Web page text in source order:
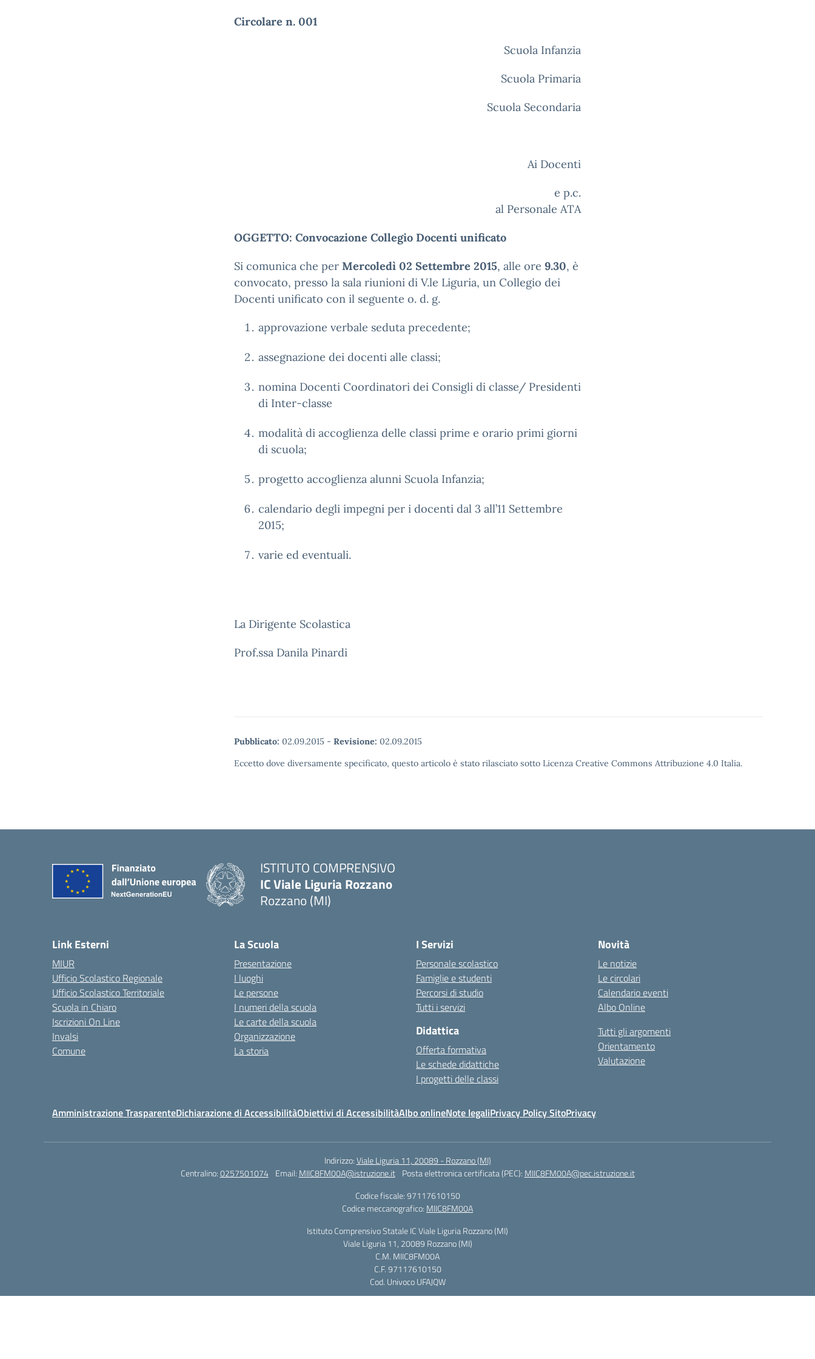
Circolare n. 001
Scuola Infanzia
Scuola Primaria
Scuola Secondaria
Ai Docenti
e p.c.
al Personale ATA
OGGETTO: Convocazione Collegio Docenti unificato
Si comunica che per Mercoledì 02 Settembre 2015, alle ore 9.30, è
convocato, presso la sala riunioni di V.le Liguria, un Collegio dei
Docenti unificato con il seguente o. d. g.
approvazione verbale seduta precedente;
assegnazione dei docenti alle classi;
nomina Docenti Coordinatori dei Consigli di classe/ Presidenti
di Inter-classe
modalità di accoglienza delle classi prime e orario primi giorni
di scuola;
progetto accoglienza alunni Scuola Infanzia;
calendario degli impegni per i docenti dal 3 all’11 Settembre
2015;
varie ed eventuali.
La Dirigente Scolastica
Prof.ssa Danila Pinardi
Pubblicato: 02.09.2015 - Revisione: 02.09.2015
Eccetto dove diversamente specificato, questo articolo è stato rilasciato sotto Licenza Creative Commons Attribuzione 4.0 Italia.
ISTITUTO COMPRENSIVO
IC Viale Liguria Rozzano
Rozzano (MI)
Link Esterni
MIUR
Ufficio Scolastico Regionale
Ufficio Scolastico Territoriale
Scuola in Chiaro
Iscrizioni On Line
Invalsi
Comune
La Scuola
Presentazione
I luoghi
Le persone
I numeri della scuola
Le carte della scuola
Organizzazione
La storia
I Servizi
Personale scolastico
Famiglie e studenti
Percorsi di studio
Tutti i servizi
Didattica
Offerta formativa
Le schede didattiche
I progetti delle classi
Novità
Le notizie
Le circolari
Calendario eventi
Albo Online
Tutti gli argomenti
Orientamento
Valutazione
Amministrazione TrasparenteDichiarazione di AccessibilitàObiettivi di AccessibilitàAlbo onlineNote legaliPrivacy Policy SitoPrivacy
Indirizzo:Viale Liguria 11, 20089 - Rozzano (MI)
Centralino:0257501074 Email: MIIC8FM00A@istruzione.it Posta elettronica certificata (PEC): MIIC8FM00A@pec.istruzione.it
Codice fiscale: 97117610150
Codice meccanografico: MIIC8FM00A
Istituto Comprensivo Statale IC Viale Liguria Rozzano (MI)
Viale Liguria 11, 20089 Rozzano (MI)
C.M. MIIC8FM00A
C.F. 97117610150
Cod. Univoco UFAJQW